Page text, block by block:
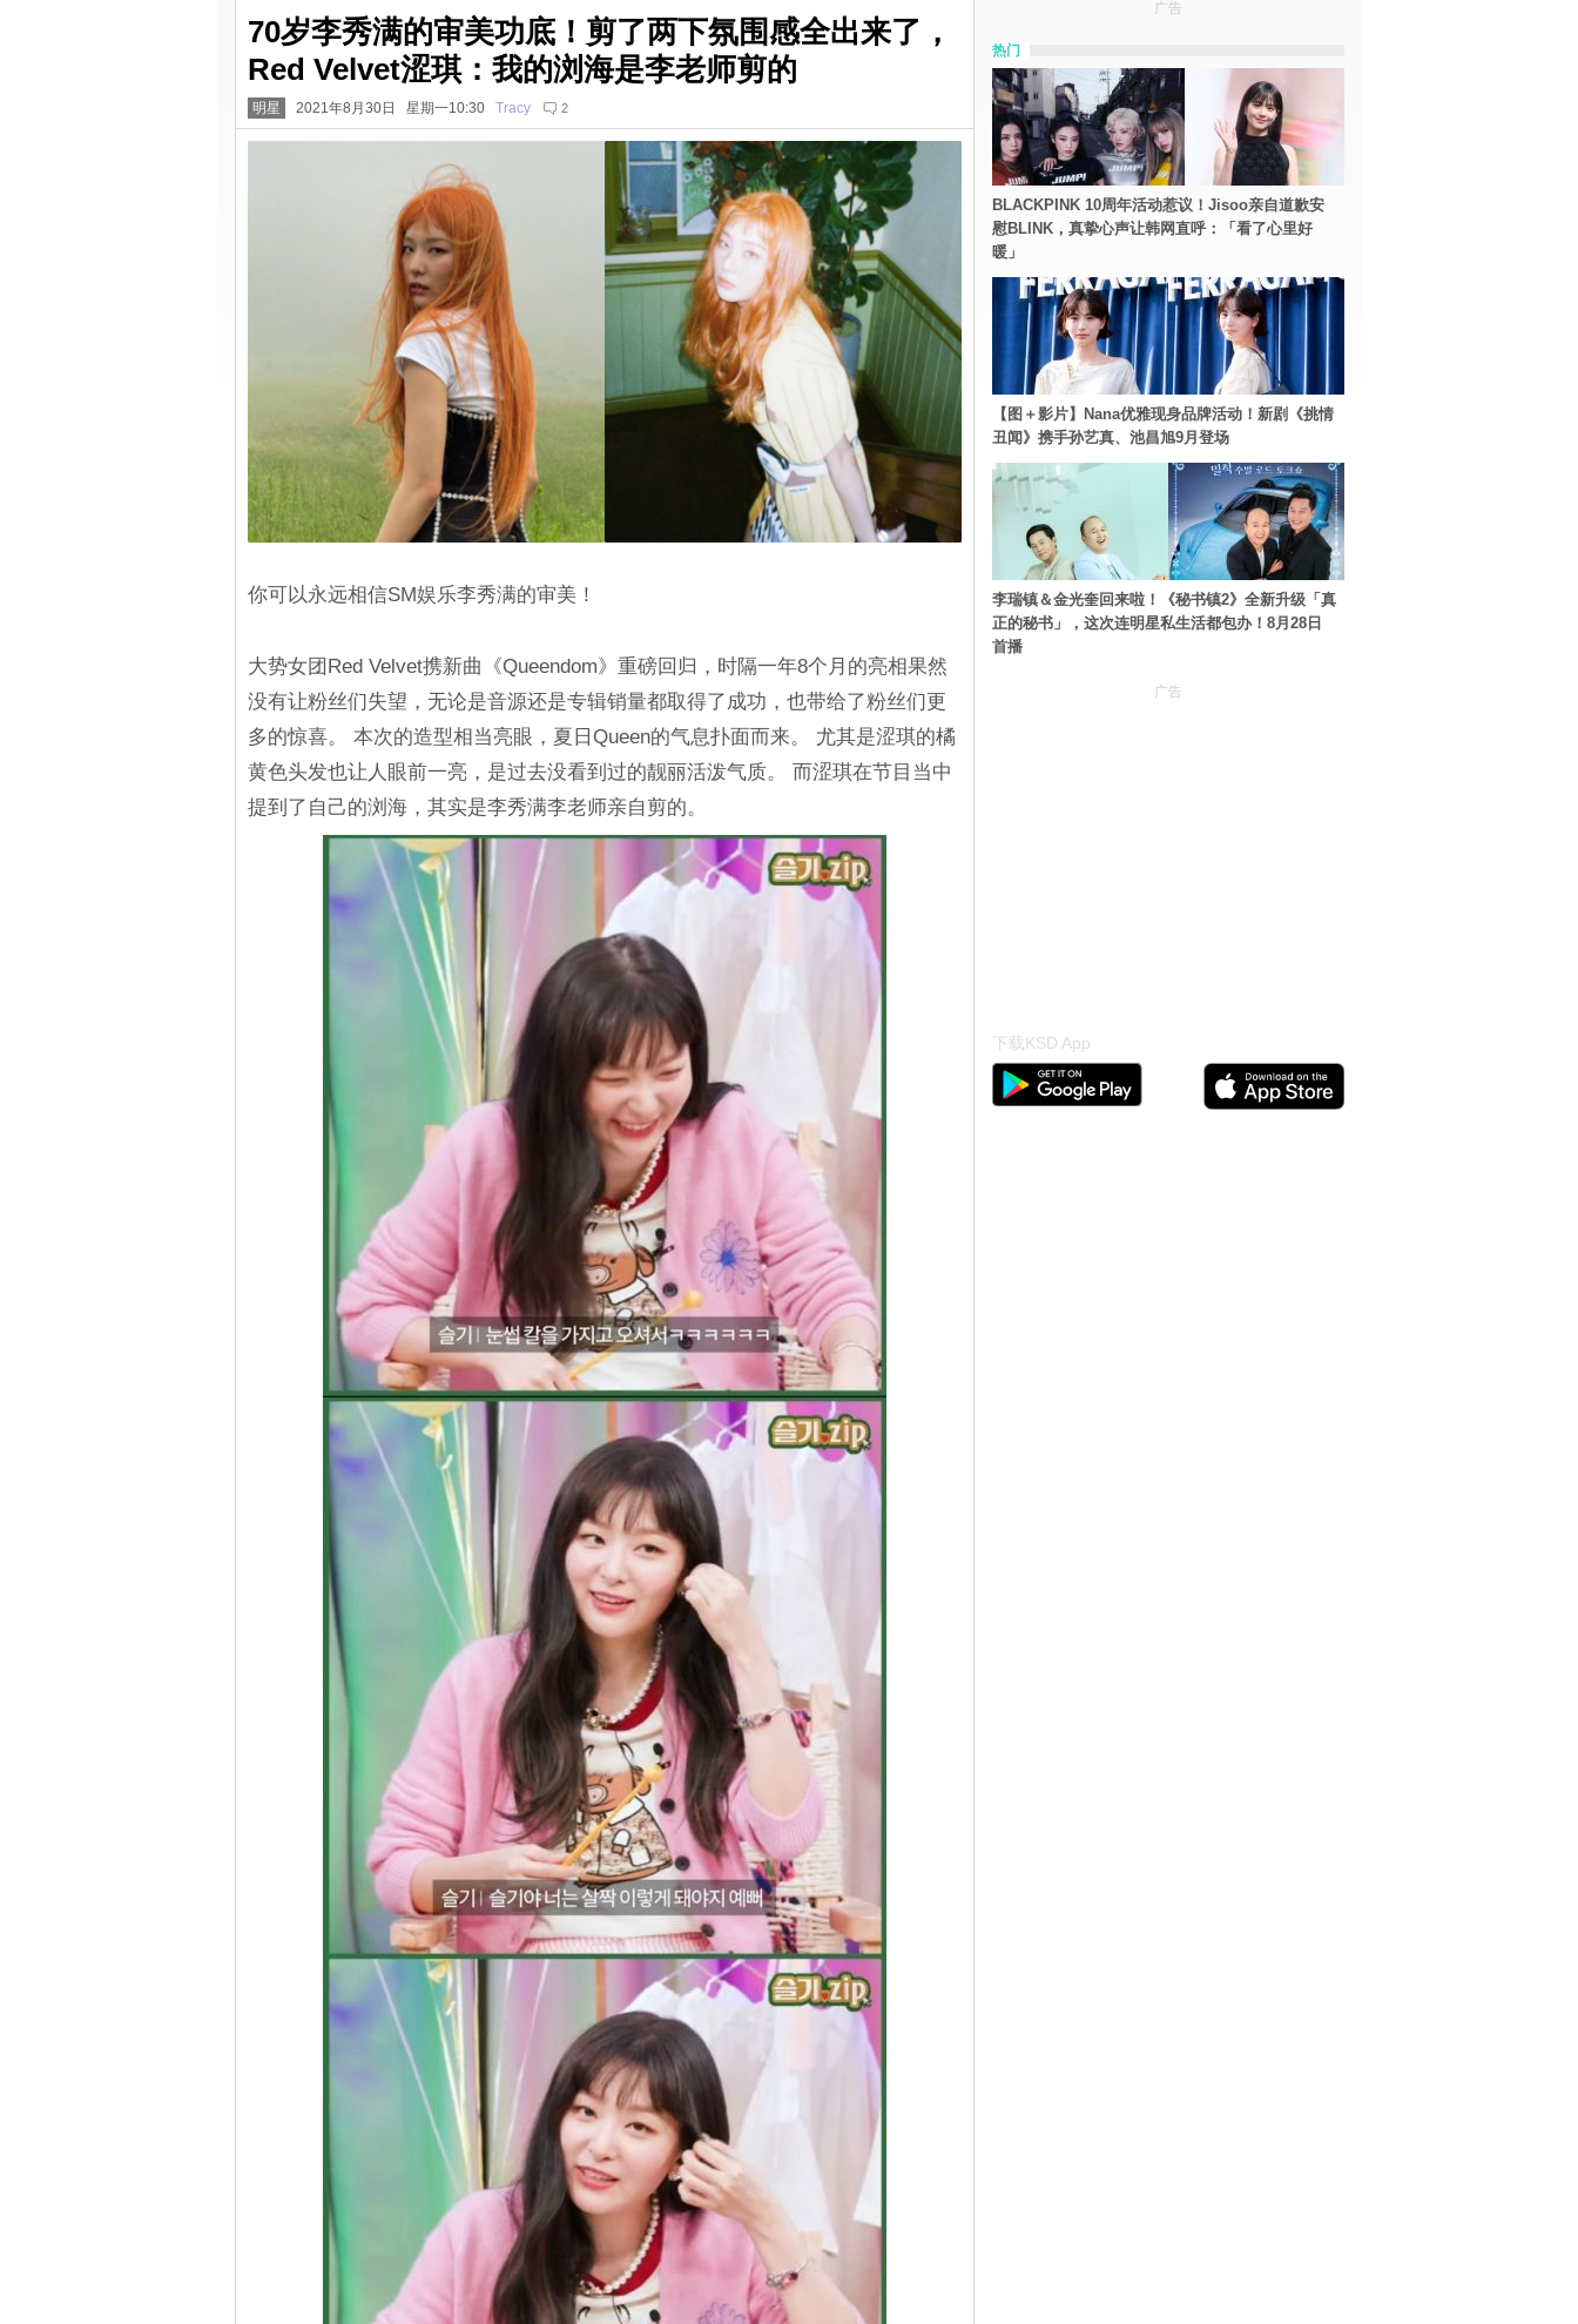
70岁李秀满的审美功底！剪了两下氛围感全出来了，
Red Velvet涩琪：我的浏海是李老师剪的
明星 2021年8月30日 星期一10:30 Tracy 2
你可以永远相信SM娱乐李秀满的审美！
大势女团Red Velvet携新曲《Queendom》重磅回归，时隔一年8个月的亮相果然
没有让粉丝们失望，无论是音源还是专辑销量都取得了成功，也带给了粉丝们更
多的惊喜。 本次的造型相当亮眼，夏日Queen的气息扑面而来。 尤其是涩琪的橘
黄色头发也让人眼前一亮，是过去没看到过的靓丽活泼气质。 而涩琪在节目当中
提到了自己的浏海，其实是李秀满李老师亲自剪的。
广告
热门
BLACKPINK 10周年活动惹议！Jisoo亲自道歉安
慰BLINK，真挚心声让韩网直呼：「看了心里好
暖」
【图＋影片】Nana优雅现身品牌活动！新剧《挑情
丑闻》携手孙艺真、池昌旭9月登场
李瑞镇＆金光奎回来啦！《秘书镇2》全新升级「真
正的秘书」，这次连明星私生活都包办！8月28日
首播
广告
下载KSD App